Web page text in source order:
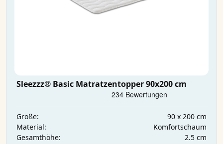
Sleezzz® Basic Matratzentopper 90x200 cm
Größe:
90 x 200 cm
Material:
Komfortschaum
Gesamthöhe:
2.5 cm